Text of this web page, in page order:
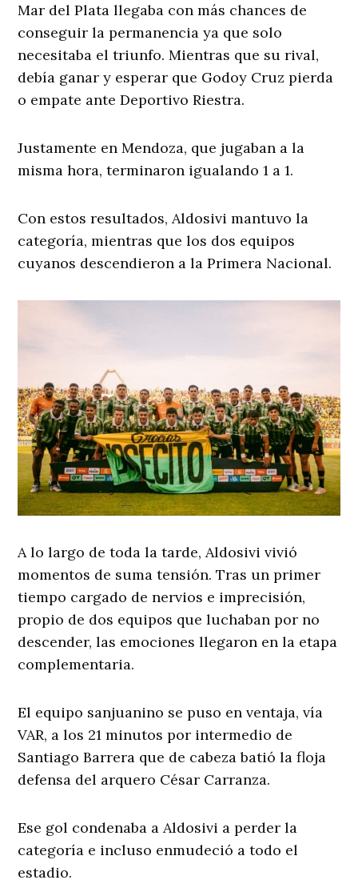
Mar del Plata llegaba con más chances de
conseguir la permanencia ya que solo
necesitaba el triunfo. Mientras que su rival,
debía ganar y esperar que Godoy Cruz pierda
o empate ante Deportivo Riestra.
Justamente en Mendoza, que jugaban a la
misma hora, terminaron igualando 1 a 1.
Con estos resultados, Aldosivi mantuvo la
categoría, mientras que los dos equipos
cuyanos descendieron a la Primera Nacional.
A lo largo de toda la tarde, Aldosivi vivió
momentos de suma tensión. Tras un primer
tiempo cargado de nervios e imprecisión,
propio de dos equipos que luchaban por no
descender, las emociones llegaron en la etapa
complementaria.
El equipo sanjuanino se puso en ventaja, vía
VAR, a los 21 minutos por intermedio de
Santiago Barrera que de cabeza batió la floja
defensa del arquero César Carranza.
Ese gol condenaba a Aldosivi a perder la
categoría e incluso enmudeció a todo el
estadio.